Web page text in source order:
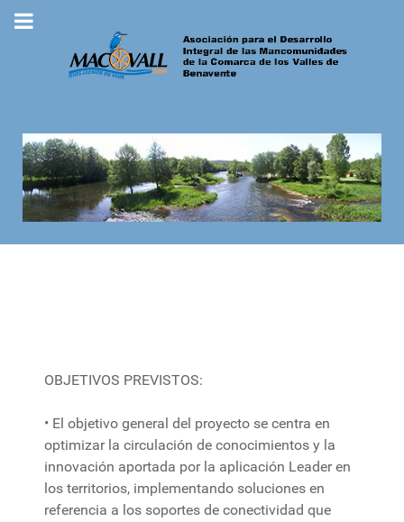
OBJETIVOS PREVISTOS:
• El objetivo general del proyecto se centra en
optimizar la circulación de conocimientos y la
innovación aportada por la aplicación Leader en
los territorios, implementando soluciones en
referencia a los soportes de conectividad que